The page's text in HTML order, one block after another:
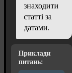
знаходити
статті за
датами.
Приклади
питань: